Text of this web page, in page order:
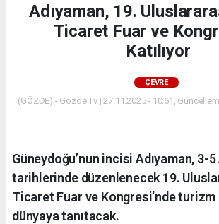
Adıyaman, 19.
Ticaret Fuar ve
Katılıyor
ÇEVRE
(GÖZDE) - Gözde Tv | 27.11.2025 - 10:51,
Güneydoğu’nun incisi Adıyaman, 3-5
tarihlerinde düzenlenecek 19.
Ticaret Fuar ve Kongresi’nde
dünyaya tanıtacak.